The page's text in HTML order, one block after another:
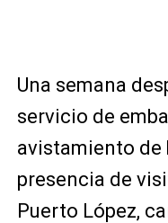
Una semana
servicio de
avistamiento de
presencia de
Puerto López,